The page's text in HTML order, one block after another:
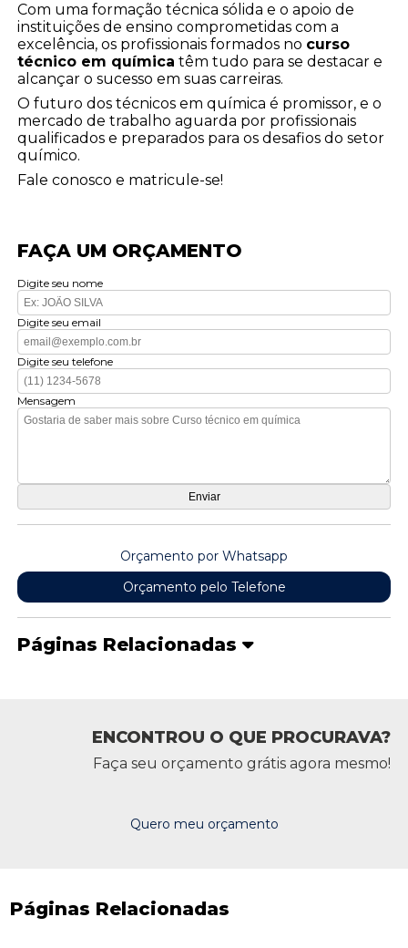
Com uma formação técnica sólida e o apoio de
instituições de ensino comprometidas com a
excelência, os profissionais formados no curso
técnico em química têm tudo para se destacar e
alcançar o sucesso em suas carreiras.
O futuro dos técnicos em química é promissor, e o
mercado de trabalho aguarda por profissionais
qualificados e preparados para os desafios do setor
químico.
Fale conosco e matricule-se!
FAÇA UM ORÇAMENTO
Digite seu nome
Digite seu email
Digite seu telefone
Mensagem
Orçamento por Whatsapp
Orçamento pelo Telefone
Páginas Relacionadas
ENCONTROU O QUE PROCURAVA?
Faça seu orçamento grátis agora mesmo!
Quero meu orçamento
Páginas Relacionadas